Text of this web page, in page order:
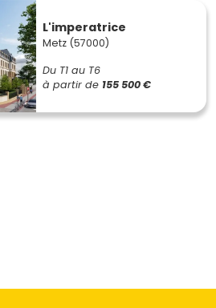
L'imperatrice
Metz (57000)
Du T1 au T6
à partir de 155 500 €